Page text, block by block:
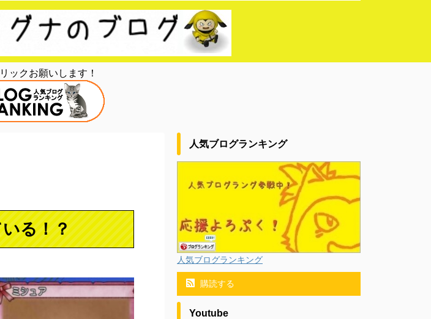
ックお願いします！
る！？
人気ブログランキング
人気ブログランキング
購読する
Youtube